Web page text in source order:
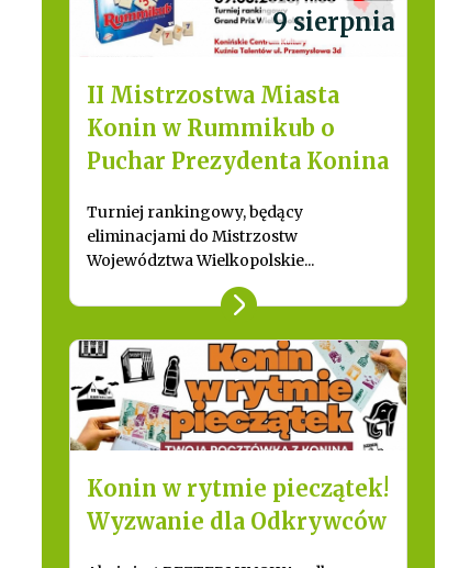
9 sierpnia
II Mistrzostwa Miasta
Konin w Rummikub o
Puchar Prezydenta Konina
Turniej rankingowy, będący
eliminacjami do Mistrzostw
Województwa Wielkopolskie...
Konin w rytmie pieczątek!
Wyzwanie dla Odkrywców